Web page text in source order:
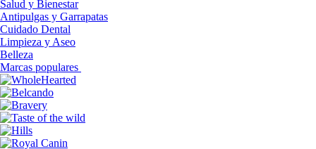
Salud y Bienestar
Antipulgas y Garrapatas
Cuidado Dental
Limpieza y Aseo
Belleza
Marcas populares